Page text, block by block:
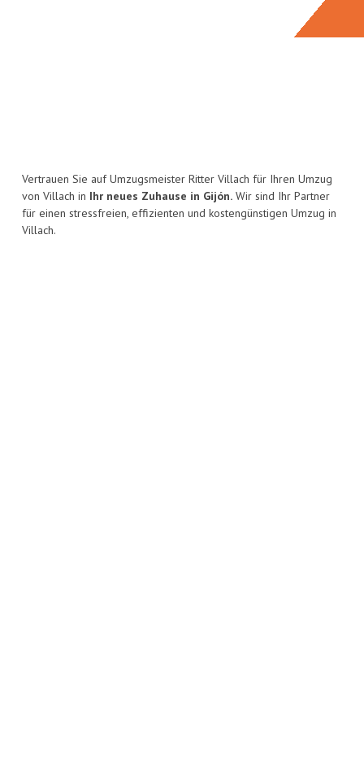
Vertrauen Sie auf Umzugsmeister Ritter Villach für Ihren Umzug
von Villach in Ihr neues Zuhause in Gijón. Wir sind Ihr Partner
für einen stressfreien, effizienten und kostengünstigen Umzug in
Villach.